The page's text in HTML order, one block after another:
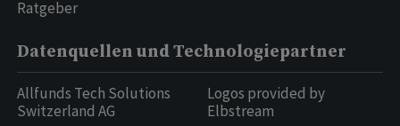
Ratgeber
Datenquellen und Technologiepartner
Allfunds Tech Solutions
Switzerland AG
Logos provided by
Elbstream